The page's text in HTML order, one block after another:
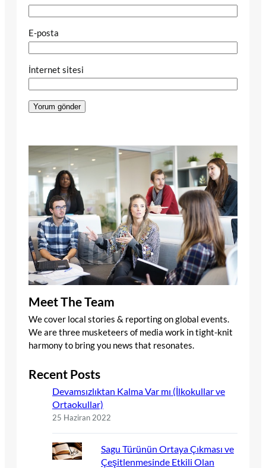
E-posta
İnternet sitesi
Meet The Team
We cover local stories & reporting on global events.
We are three musketeers of media work in tight-knit
harmony to bring you news that resonates.
Recent Posts
Devamsızlıktan Kalma Var mı (İlkokullar ve
Ortaokullar)
25 Haziran 2022
Sagu Türünün Ortaya Çıkması ve
Çeşitlenmesinde Etkili Olan